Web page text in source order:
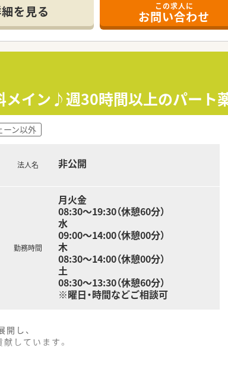
者様に安定した医療サービスを提供し続けるため
ョンを取り、地域医療に貢献したいという熱意を
ても、積極的に学ぶ姿勢があり、周囲と協力して業
様にとって最も身近で頼りになる「かかりつけ薬
る社風があり、風通しが良く、長く働き続けられ
積極的に取り組み、地域包括ケアシステムの一翼を
を見る この求人に
お問い合わせ
イン♪週30時間以上のパート
ーン以外
法人名 非公開
勤務時間
月火金
08:30～19:30（休憩60分）
水
09:00～14:00（休憩00分）
木
08:30～14:00（休憩00分）
土
08:30～13:30（休憩60分）
※曜日・時間などご相談可
し、
しています。